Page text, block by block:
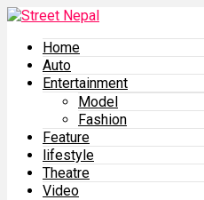
Home
Auto
Entertainment
Model
Fashion
Feature
lifestyle
Theatre
Video